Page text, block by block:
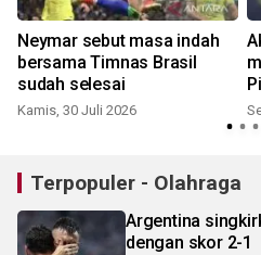
Neymar sebut masa indah
bersama Timnas Brasil
sudah selesai
Kamis, 30 Juli 2026
Terpopuler - Olahraga
Argentina
dengan skor 2-1